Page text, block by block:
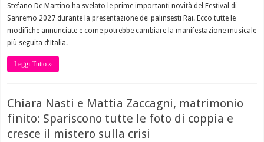
Stefano De Martino ha svelato le prime importanti novità del Festival di
Sanremo 2027 durante la presentazione dei palinsesti Rai. Ecco tutte le
modifiche annunciate e come potrebbe cambiare la manifestazione musicale
più seguita d’Italia.
Leggi Tutto »
Chiara Nasti e Mattia Zaccagni, matrimonio
finito: Spariscono tutte le foto di coppia e
cresce il mistero sulla crisi